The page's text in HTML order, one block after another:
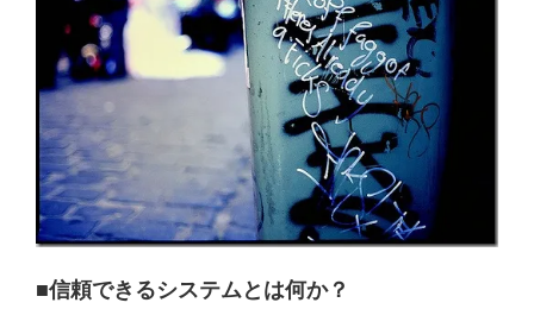
■信頼できるシステムとは何か？